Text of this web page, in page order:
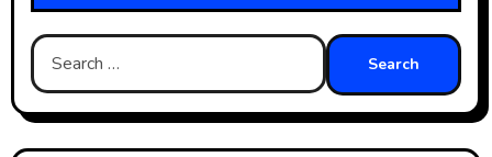
Search
for: